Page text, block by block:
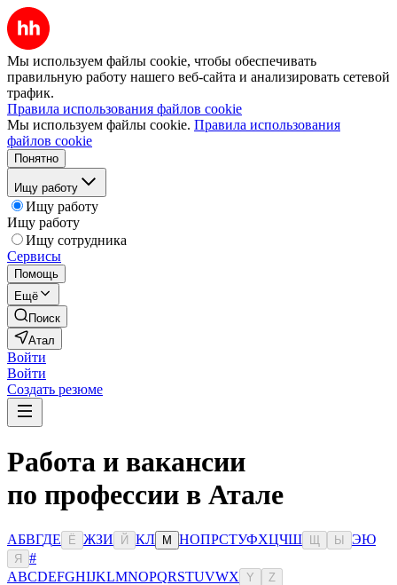
Мы используем файлы cookie, чтобы обеспечивать
правильную работу нашего веб-сайта и анализировать сетевой
трафик.
Правила использования файлов cookie
Мы используем файлы cookie. Правила использования
файлов cookie
Понятно
Ищу работу
Ищу работу
Ищу работу
Ищу сотрудника
Сервисы
Помощь
Ещё
Поиск
Атал
Войти
Войти
Создать резюме
Работа и вакансии
по профессии в Атале
АБВГДЕ Ё ЖЗИ Й КЛ М НОПРСТУФХЦЧШ Ы ЭЮ
Я
#
ABCDEFGHIJKLMNOPQRSTUVWX Y Z